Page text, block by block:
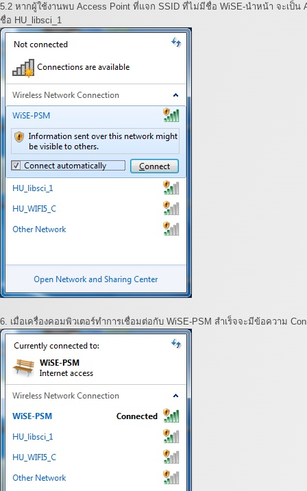
5.2 หากผู้ใช้งานพบ Access Point ที่แจก SSID ที่ไม่มีชื่อ WiSE-นำหน้า จะเป็
ชื่อ HU_libsci_1
6. เมื่อเครื่องคอมพิวเตอร์ทำการเชื่อมต่อกับ WiSE-PSM สำเร็จจะมีข้อความ